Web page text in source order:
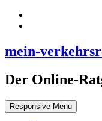
mein-
Der Online-
Responsive Menu